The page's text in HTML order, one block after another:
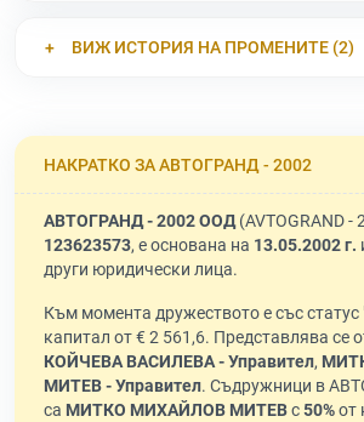
ВИЖ ИСТОРИЯ НА ПРОМЕНИТЕ (2)
НАКРАТКО ЗА АВТОГРАНД - 2002
АВТОГРАНД - 2002 ООД(AVTOGRAND -
123623573, е основана на 13.05.2002 г.
други юридически лица.
Към момента дружеството е със статус
капитал от € 2 561,6. Представлява се
КОЙЧЕВА ВАСИЛЕВА - Управител,
МИТЕВ - Управител. Съдружници в
са МИТКО МИХАЙЛОВ МИТЕВс50%от